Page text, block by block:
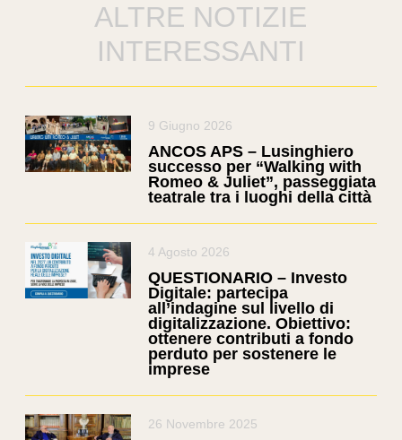
ALTRE NOTIZIE
INTERESSANTI
9 Giugno 2026
ANCOS APS – Lusinghiero
successo per “Walking with
Romeo & Juliet”, passeggiata
teatrale tra i luoghi della città
4 Agosto 2026
QUESTIONARIO – Investo
Digitale: partecipa
all’indagine sul livello di
digitalizzazione. Obiettivo:
ottenere contributi a fondo
perduto per sostenere le
imprese
26 Novembre 2025